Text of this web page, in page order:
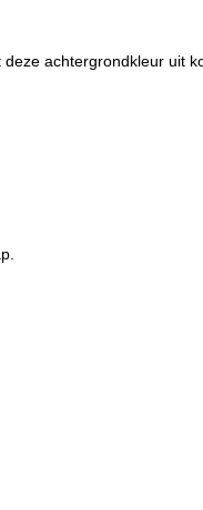
achtergrondkleur uit